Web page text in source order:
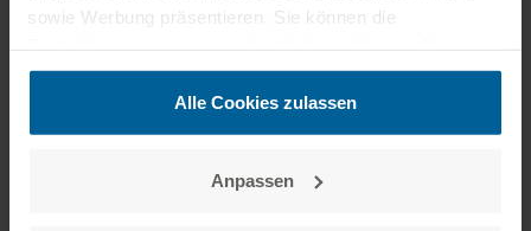
sowie Werbung präsentieren. Sie können die
zum Datenschutz finden Sie auf derDatenschutzseite.
Zusätzlich können Sie unter folgendem Link das
Impressum aufrufen:zum Impressum
Alle Cookies zulassen
Anpassen
Redispatch 2.0
Stromerzeugung und Stromnetz besser